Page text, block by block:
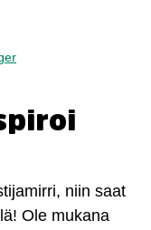
niin saat
Ole mukana